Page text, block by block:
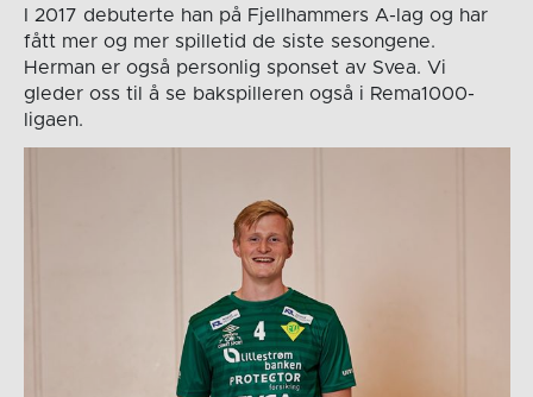
I 2017 debuterte han på Fjellhammers A-lag og har
fått mer og mer spilletid de siste sesongene.
Herman er også personlig sponset av Svea. Vi
gleder oss til å se bakspilleren også i Rema1000-
ligaen.